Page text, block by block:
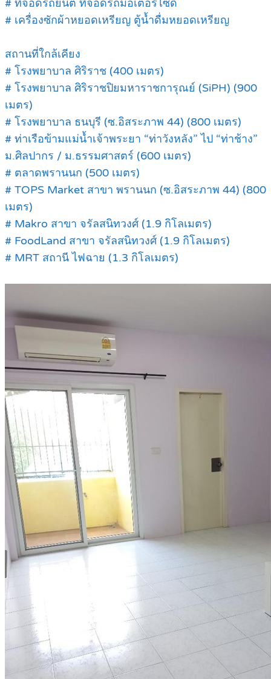
# ที่จอดรถยนต์ ที่จอดรถมอเตอร์ไซด์
# เครื่องซักผ้าหยอดเหรียญ ตู้น้ำดื่มหยอดเหรียญ
สถานที่ใกล้เคียง
# โรงพยาบาล ศิริราช (400 เมตร)
# โรงพยาบาล ศิริราชปิยมหาราชการุณย์ (SiPH) (900
เมตร)
# โรงพยาบาล ธนบุรี (ซ.อิสระภาพ 44) (800 เมตร)
# ท่าเรือข้ามแม่น้ำเจ้าพระยา “ท่าวังหลัง” ไป “ท่าช้าง”
ม.ศิลปากร / ม.ธรรมศาสตร์ (600 เมตร)
# ตลาดพรานนก (500 เมตร)
# TOPS Market สาขา พรานนก (ซ.อิสระภาพ 44) (800
เมตร)
# Makro สาขา จรัลสนิทวงศ์ (1.9 กิโลเมตร)
# FoodLand สาขา จรัลสนิทวงศ์ (1.9 กิโลเมตร)
# MRT สถานี ไฟฉาย (1.3 กิโลเมตร)